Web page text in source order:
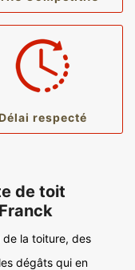
Délai respecté
de toit
de la toiture, des
dégâts qui en